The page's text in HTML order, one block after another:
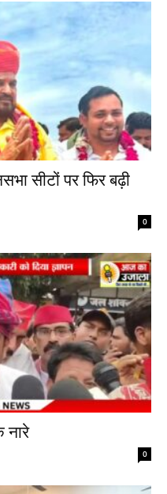
सीटों पर फिर बढ़ी
0
नारे
0